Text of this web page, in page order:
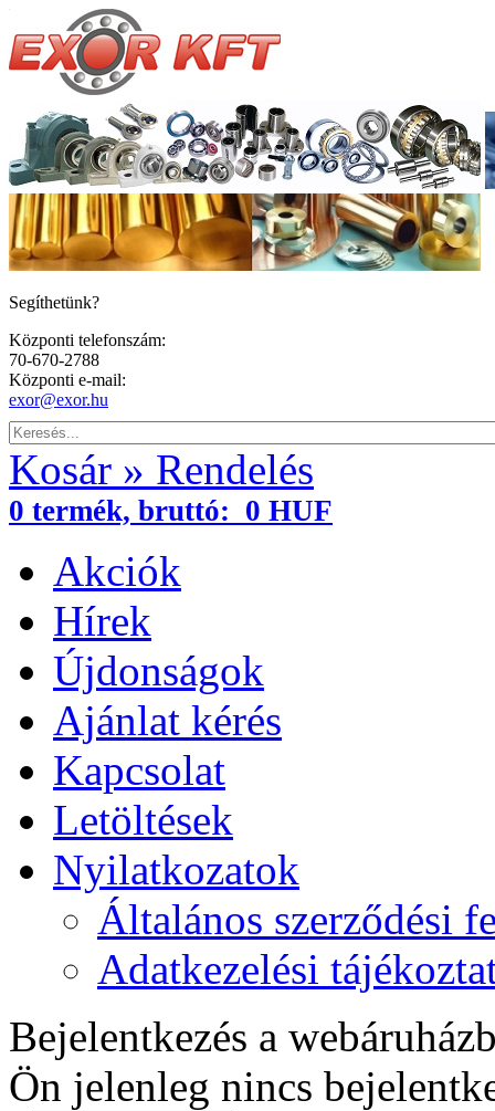
Segíthetünk?
Központi telefonszám:
70-670-2788
Központi e-mail:
exor@exor.hu
Kosár » Rendelés
0 termék, bruttó: 0 HUF
Akciók
Hírek
Újdonságok
Ajánlat kérés
Kapcsolat
Letöltések
Nyilatkozatok
Általános szerződési
Adatkezelési
Bejelentkezés a
Ön jelenleg nincs